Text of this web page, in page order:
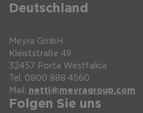
Schulter
Deutschland
Meyra GmbH
Kleiststraße 49
32457 Porta Westfalica
Tel: 0800 888 4560
Mail: netti@meyragroup.com
Folgen Sie uns